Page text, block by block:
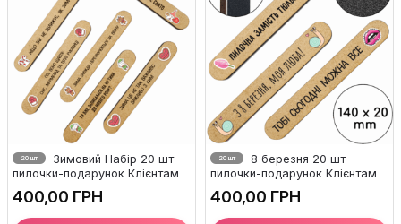
20 шт
Зимовий Набір 20 шт
пилочки-подарунок Клієнтам
ГРН
20 шт
8 березня 20 шт
пилочки-подарунок Клієнтам
ГРН